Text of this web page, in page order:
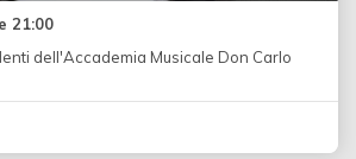
21:00
dell'Accademia Musicale Don Carlo